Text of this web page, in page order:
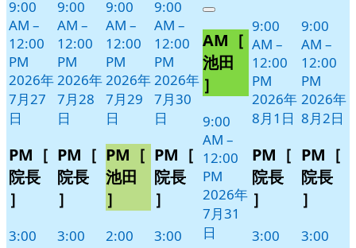
9:00
AM –
12:00
PM
2026年
7月27
日
PM［
院長
］
3:00
9:00
AM –
12:00
PM
2026年
7月28
日
PM［
院長
］
3:00
9:00
AM –
12:00
PM
2026年
7月29
日
PM［
池田
］
2:00
9:00
AM –
12:00
PM
2026年
7月30
日
PM［
院長
］
3:00
月
31
日
イ
ベ
ト)
Close
AM［
池田
］
9:00
AM –
12:00
PM
2026年
7月31
日
9:00
AM –
12:00
PM
2026年
8月1日
PM［
院長
］
3:00
9:00
AM –
12:00
PM
2026年
8月2日
PM［
院長
］
3:00